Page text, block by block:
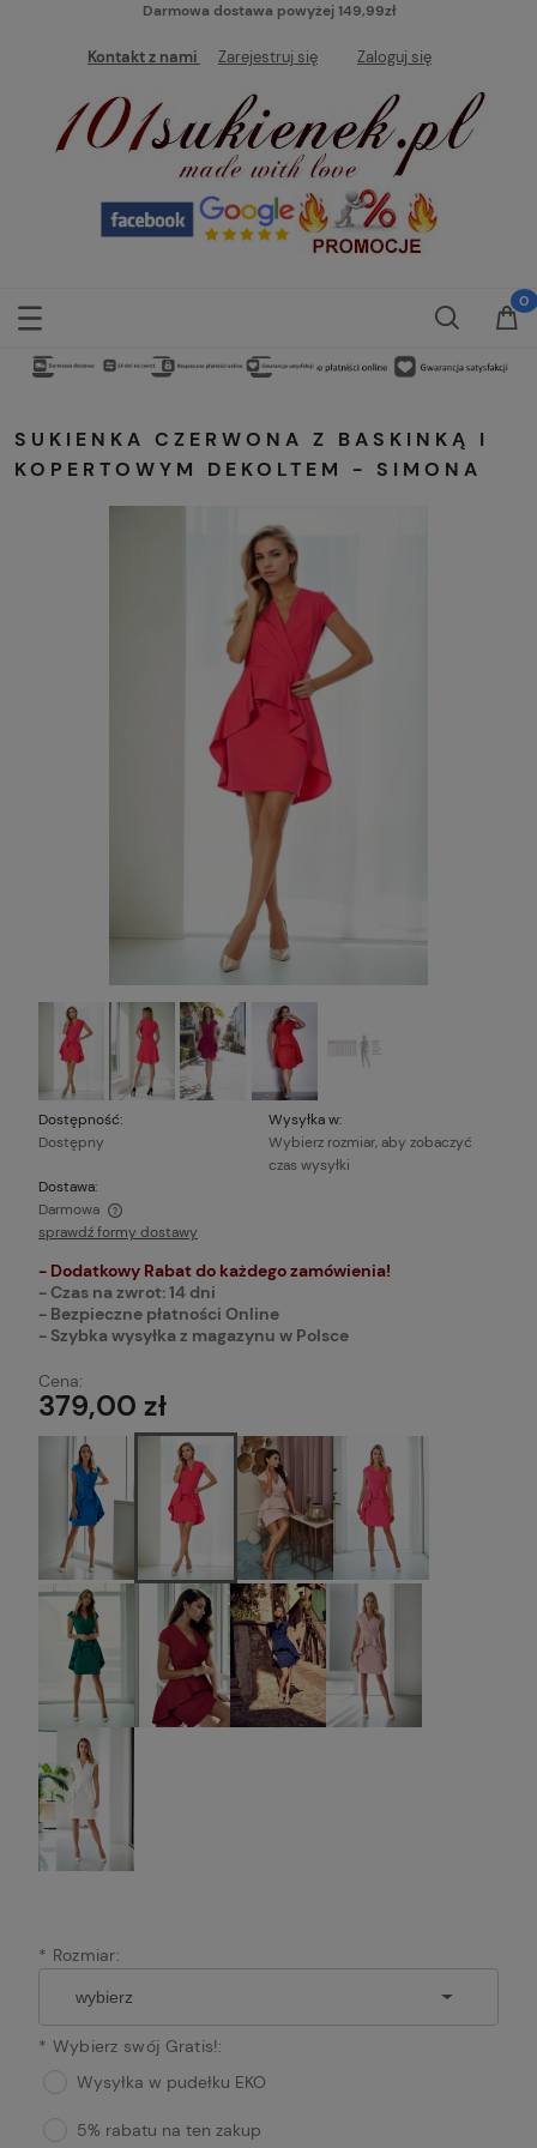
Darmowa dostawa powyżej 149,99zł
Kontakt z nami Zarejestruj się Zaloguj się
SUKIENKA CZERWONA Z BASKINKĄ I
KOPERTOWYM DEKOLTEM - SIMONA
Dostępność:
Dostępny
Wysyłka w:
Wybierz rozmiar, aby zobaczyć
czas wysyłki
Dostawa:
Darmowa
Cena nie zawiera ewentualnych kosztów płatności
sprawdź formy dostawy
- Dodatkowy Rabat do każdego zamówienia!
- Czas na zwrot: 14 dni
- Bezpieczne płatności Online
- Szybka wysyłka z magazynu w Polsce
Cena:
379,00 zł
* Rozmiar:
* Wybierz swój Gratis!:
Wysyłka w pudełku EKO
5% rabatu na ten zakup